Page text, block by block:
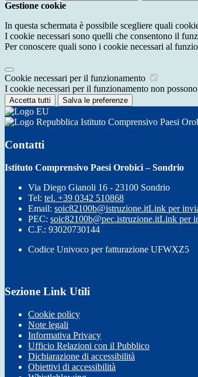
Gestione cookie
In questa schermata è possibile scegliere quali
I cookie necessari sono quelli che consentono il
Per conoscere quali sono i cookie necessari al
Cookie necessari per il funzionamento
I cookie necessari per il funzionamento non
Accetta tutti Salva le preferenze
Istituto Comprensivo Paesi
Contatti
Istituto Comprensivo Paesi Orobici – Sondrio
Via Diego Gianoli 16 - 23100 Sondrio
Tel: tel. +39 0342 510868
Email: soic82100b@istruzione.itLink per
PEC: soic82100b@pec.istruzione.itLink per
C.F.: 93020730144
Codice Univoco per fatturazione UFWXZ5
Sezione Link Utili
Cookie policy
Note legali
Informativa Privacy
Ufficio Relazioni con il Pubblico
Dichiarazione di accessibilità
Obiettivi di accessibilità